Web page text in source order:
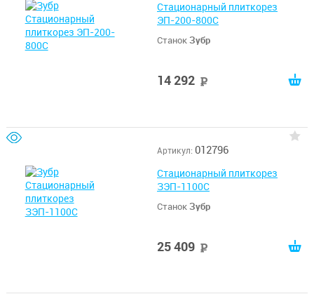
Стационарный плиткорез
ЭП-200-800С
СтанокЗубр
14 292
Артикул: 012796
Стационарный плиткорез
ЗЭП-1100С
СтанокЗубр
25 409